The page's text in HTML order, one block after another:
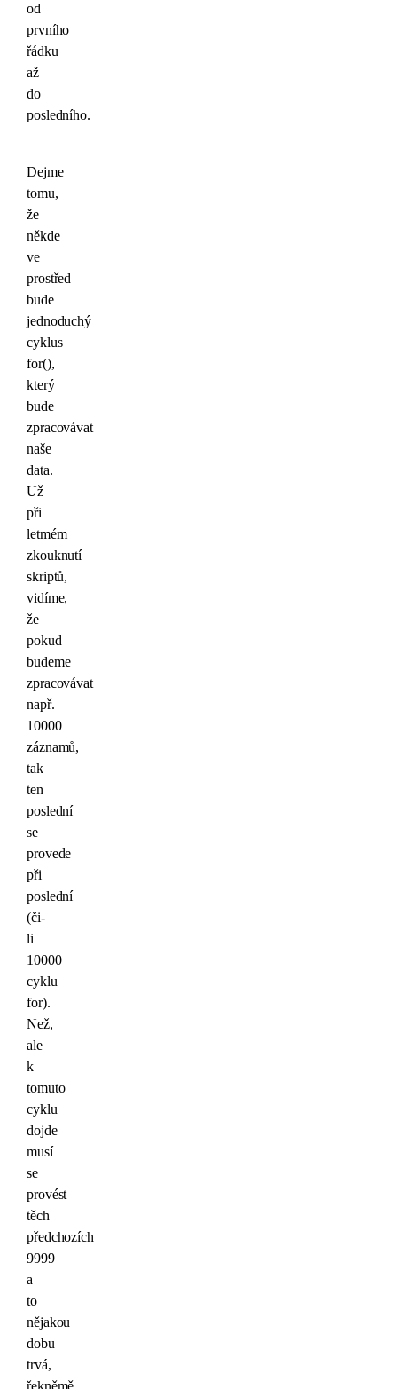
od
prvního
řádku
až
do
posledního.
Dejme
tomu,
že
někde
ve
prostřed
bude
jednoduchý
cyklus
for(),
který
bude
zpracovávat
naše
data.
Už
při
letmém
zkouknutí
skriptů,
vidíme,
že
pokud
budeme
zpracovávat
např.
10000
záznamů,
tak
ten
poslední
se
provede
při
poslední
(či-
li
10000
cyklu
for).
Než,
ale
k
tomuto
cyklu
dojde
musí
se
provést
těch
předchozích
9999
a
to
nějakou
dobu
trvá,